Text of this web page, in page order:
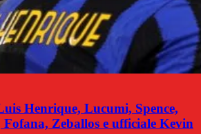
Henrique, Lucumi, Spence,
Zeballos e ufficiale Kevin